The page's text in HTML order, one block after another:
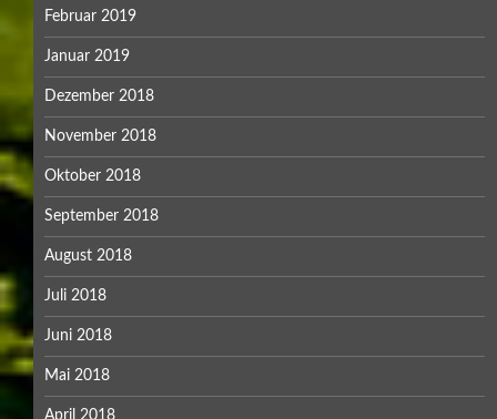
Februar 2019
Januar 2019
Dezember 2018
November 2018
Oktober 2018
September 2018
August 2018
Juli 2018
Juni 2018
Mai 2018
April 2018